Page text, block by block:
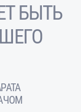
БЫТЬ